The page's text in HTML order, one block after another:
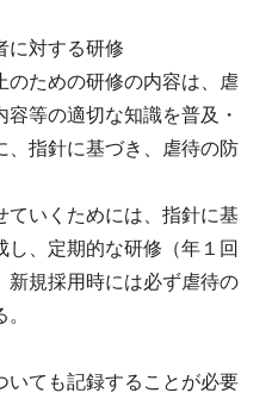
に対する研修
ための研修の内容は、虐
等の適切な知識を普及・
、指針に基づき、虐待の防
ていくためには、指針に基
、定期的な研修（年１回
新規採用時には必ず虐待の
ても記録することが必要